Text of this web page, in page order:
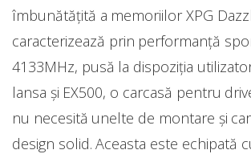
îmbunătățită a memoriilor XPG
caracterizează prin performanță
4133MHz, pusă la dispoziția
lansa și EX500, o carcasă pentru
nu necesită unelte de montare și
design solid. Aceasta este echipată